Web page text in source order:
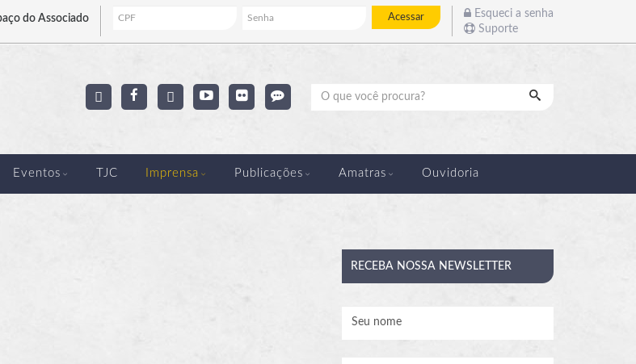
do Associado Acessar
Esqueci a senha
Suporte
Pesquisar
Eventos TJC Imprensa Publicações Amatras Ouvidoria
RECEBA NOSSA NEWSLETTER